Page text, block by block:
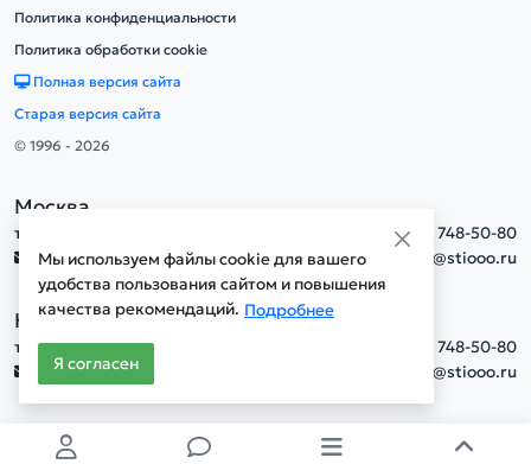
Мы используем файлы cookie для вашего
удобства пользования сайтом и повышения
качества рекомендаций. Подробнее
Я согласен
Политика конфиденциальности
Политика обработки cookie
Полная версия сайта
Старая версия сайта
© 1996 - 2026
Москва
тел.
+7(495) 748-50-80
info@stiooo.ru
Новосибирск
тел.
+7(495) 748-50-80
info@stiooo.ru